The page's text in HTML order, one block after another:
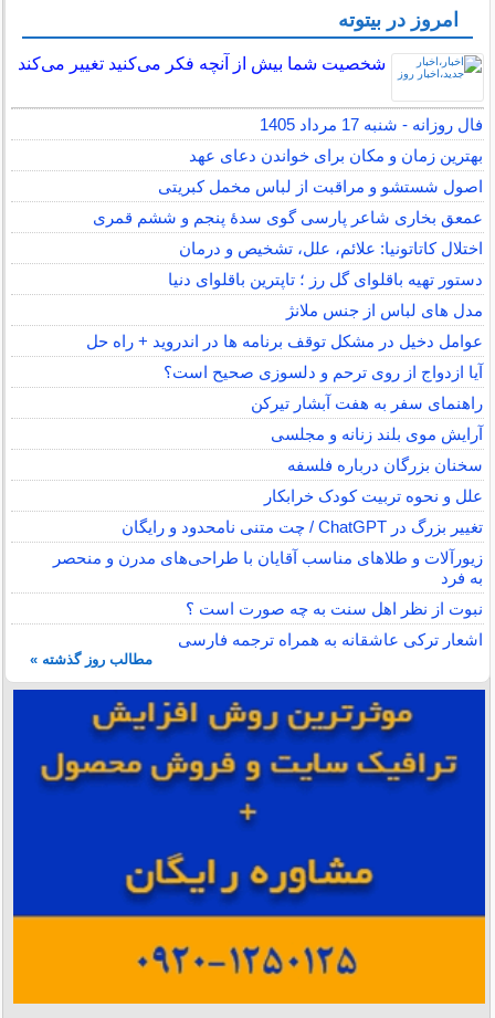
امروز در بیتوته
شخصیت شما بیش از آنچه فکر می‌کنید تغییر می‌کند
فال روزانه - شنبه 17 مرداد 1405
بهترین زمان و مکان برای خواندن دعای عهد
اصول شستشو و مراقبت از لباس مخمل کبریتی
عمعق بخاری شاعر پارسی گوی سدهٔ پنجم و ششم قمری
اختلال کاتاتونیا: علائم، علل، تشخیص و درمان
دستور تهیه باقلوای گل رز ؛ تاپترین باقلوای دنیا
مدل های لباس از جنس ملانژ
عوامل دخیل در مشکل توقف برنامه ها در اندروید + راه حل
آیا ازدواج از روی ترحم و دلسوزی صحیح است؟
راهنمای سفر به هفت آبشار تیرکن
آرایش موی بلند زنانه و مجلسی
سخنان بزرگان درباره فلسفه
علل و نحوه تربیت کودک خرابکار
تغییر بزرگ در ChatGPT / چت متنی نامحدود و رایگان
زیورآلات و طلاهای مناسب آقایان با طراحی‌های مدرن و منحصر
به فرد
نبوت از نظر اهل سنت به چه صورت است ؟
اشعار ترکی عاشقانه به همراه ترجمه فارسی
مطالب روز گذشته »